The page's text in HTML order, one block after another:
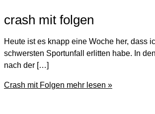
crash mit folgen
Heute ist es knapp eine Woche her, dass
schwersten Sportunfall erlitten habe. In
nach der […]
Crash mit Folgen mehr lesen »